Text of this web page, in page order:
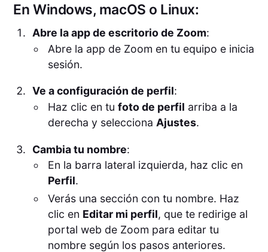
En Windows, macOS o Linux:
Abre la app de escritorio de Zoom:
Abre la app de Zoom en tu equipo e inicia
sesión.
Ve a configuración de perfil:
Haz clic en tufoto de perfil arriba a la
derecha y selecciona Ajustes.
Cambia tu nombre:
En la barra lateral izquierda, haz clic en
Perfil.
Verás una sección con tu nombre. Haz
clic en Editar mi perfil, que te redirige al
portal web de Zoom para editar tu
nombre según los pasos anteriores.